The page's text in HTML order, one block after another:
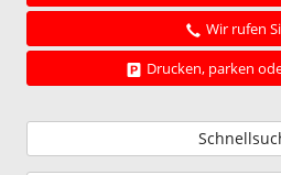
Wir rufen
Drucken, parken